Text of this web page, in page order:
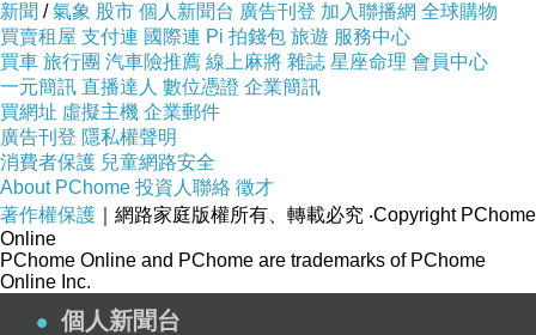
新聞 /氣象 股市 個人新聞台 廣告刊登 加入聯播網 全球購物
買賣租屋 支付連 國際連 Pi 拍錢包 旅遊 服務中心
買車 旅行團 汽車險推薦 線上麻將 雜誌 星座命理 會員中心
一元簡訊 直播達人 數位憑證 企業簡訊
買網址 虛擬主機 企業郵件
廣告刊登 隱私權聲明
消費者保護 兒童網路安全
About PChome 投資人聯絡 徵才
著作權保護 ｜網路家庭版權所有、轉載必究 ‧Copyright PChome
Online
PChome Online and PChome are trademarks of PChome
Online Inc.
個人新聞台